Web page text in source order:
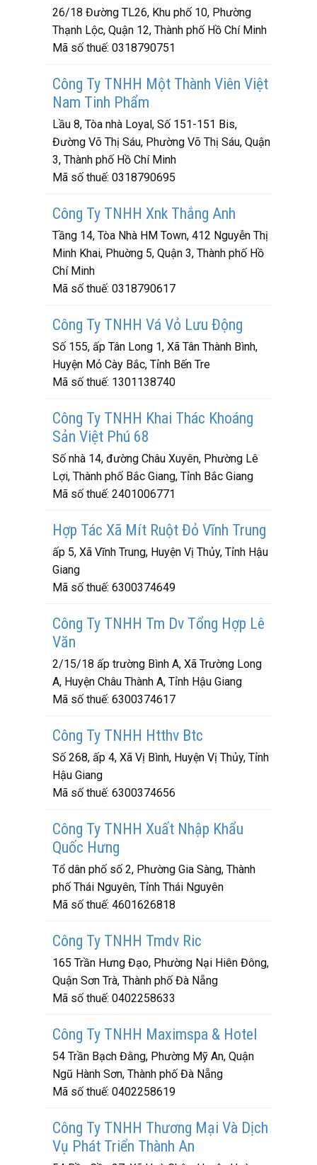
26/18 Đường TL26, Khu phố 10, Phường
Thạnh Lộc, Quận 12, Thành phố Hồ Chí Minh
Mã số thuế: 0318790751
Công Ty TNHH Một Thành Viên Việt
Nam Tinh Phẩm
Lầu 8, Tòa nhà Loyal, Số 151-151 Bis,
Đường Võ Thị Sáu, Phường Võ Thị Sáu, Quận
3, Thành phố Hồ Chí Minh
Mã số thuế: 0318790695
Công Ty TNHH Xnk Thắng Anh
Tầng 14, Tòa Nhà HM Town, 412 Nguyễn Thị
Minh Khai, Phuờng 5, Quận 3, Thành phố Hồ
Chí Minh
Mã số thuế: 0318790617
Công Ty TNHH Vá Vỏ Lưu Động
Số 155, ấp Tân Long 1, Xã Tân Thành Bình,
Huyện Mỏ Cày Bắc, Tỉnh Bến Tre
Mã số thuế: 1301138740
Công Ty TNHH Khai Thác Khoáng
Sản Việt Phú 68
Số nhà 14, đường Châu Xuyên, Phường Lê
Lợi, Thành phố Bắc Giang, Tỉnh Bắc Giang
Mã số thuế: 2401006771
Hợp Tác Xã Mít Ruột Đỏ Vĩnh Trung
ấp 5, Xã Vĩnh Trung, Huyện Vị Thủy, Tỉnh Hậu
Giang
Mã số thuế: 6300374649
Công Ty TNHH Tm Dv Tổng Hợp Lê
Văn
2/15/18 ấp trường Bình A, Xã Trường Long
A, Huyện Châu Thành A, Tỉnh Hậu Giang
Mã số thuế: 6300374617
Công Ty TNHH Htthv Btc
Số 268, ấp 4, Xã Vị Bình, Huyện Vị Thủy, Tỉnh
Hậu Giang
Mã số thuế: 6300374656
Công Ty TNHH Xuất Nhập Khẩu
Quốc Hưng
Tổ dân phố số 2, Phường Gia Sàng, Thành
phố Thái Nguyên, Tỉnh Thái Nguyên
Mã số thuế: 4601626818
Công Ty TNHH Tmdv Ric
165 Trần Hưng Đạo, Phường Nại Hiên Đông,
Quận Sơn Trà, Thành phố Đà Nẵng
Mã số thuế: 0402258633
Công Ty TNHH Maximspa & Hotel
54 Trần Bạch Đằng, Phường Mỹ An, Quận
Ngũ Hành Sơn, Thành phố Đà Nẵng
Mã số thuế: 0402258619
Công Ty TNHH Thương Mại Và Dịch
Vụ Phát Triển Thành An